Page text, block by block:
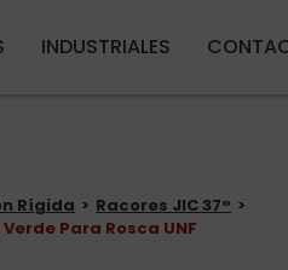
INDUSTRIALES
Rígida
Racores JIC 37°
Para Rosca UNF